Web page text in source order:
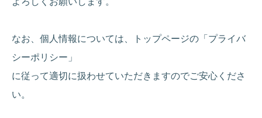
なお、個人情報については、トップページの「プライバ
シーポリシー」
に従って適切に扱わせていただきますのでご安心くださ
い。